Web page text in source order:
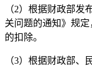
（2）根据财政部发
关问题的通知》规
的扣除。
（3）根据财政部、